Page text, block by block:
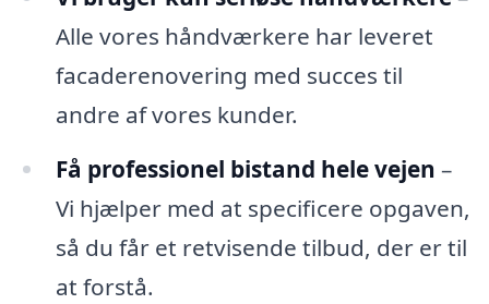
Alle vores håndværkere har leveret
facaderenovering med succes til
andre af vores kunder.
Få professionel bistand hele vejen –
Vi hjælper med at specificere opgaven,
så du får et retvisende tilbud, der er til
at forstå.